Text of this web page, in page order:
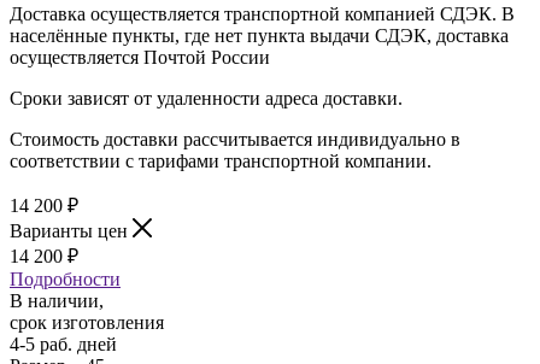
Доставка осуществляется транспортной компанией СДЭК. В
населённые пункты, где нет пункта выдачи СДЭК, доставка
осуществляется Почтой России
Сроки зависят от удаленности адреса доставки.
Стоимость доставки рассчитывается индивидуально в
соответствии с тарифами транспортной компании.
14 200 ₽
Варианты цен
14 200 ₽
Подробности
В наличии,
срок изготовления
4-5 раб. дней